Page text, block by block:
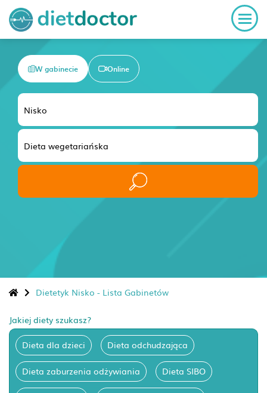
W gabinecie Online
Dietetyk Nisko - Lista Gabinetów
Jakiej diety szukasz?
Dieta dla dzieci Dieta odchudzająca
Dieta zaburzenia odżywiania Dieta SIBO